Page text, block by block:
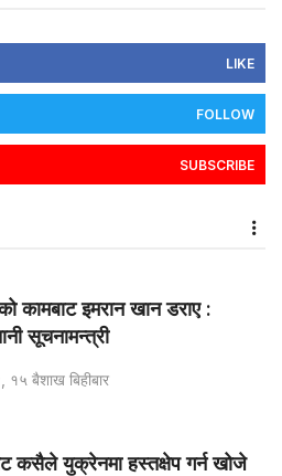
LIKE
FOLLOW
SUBSCRIBE
कामबाट इमरान खान डराए :
सूचनामन्त्री
१५ बैशाख बिहीबार
कसैले युक्रेनमा हस्तक्षेप गर्न खोजे